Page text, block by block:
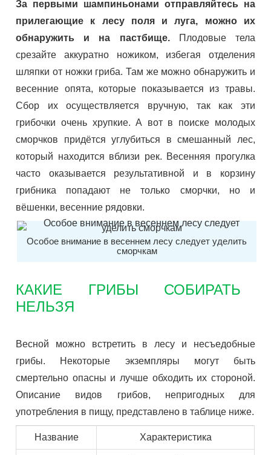
За первыми шампиньонами отправляйтесь на
прилегающие к лесу поля и луга, можно их
обнаружить и на пастбище.Плодовые тела
срезайте аккуратно ножиком, избегая отделения
шляпки от ножки гриба. Там же можно обнаружить и
весенние опята, которые показывается из травы.
Сбор их осуществляется вручную, так как эти
грибочки очень хрупкие. А вот в поиске молодых
сморчков придётся углубиться в смешанный лес,
который находится вблизи рек. Весенняя прогулка
часто оказывается результативной и в корзину
грибника попадают не только сморчки, но и
вёшенки, весенние рядовки.
Особое внимание в весеннем лесу следует уделить
сморчкам
КАКИЕ ГРИБЫ СОБИРАТЬ
НЕЛЬЗЯ
Весной можно встретить в лесу и несъедобные
грибы. Некоторые экземпляры могут быть
смертельно опасны и лучше обходить их стороной.
Описание видов грибов, непригодных для
употребления в пищу, представлено в таблице ниже.
Название Характеристика